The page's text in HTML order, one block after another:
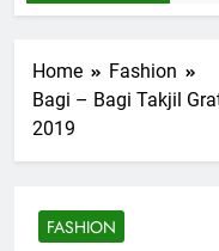
Home
Fashion
Bagi – Bagi Takjil
2019
FASHION